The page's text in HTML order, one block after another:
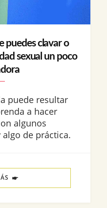
puedes clavar o
sexual un poco
puede resultar
a hacer
algunos
de práctica.